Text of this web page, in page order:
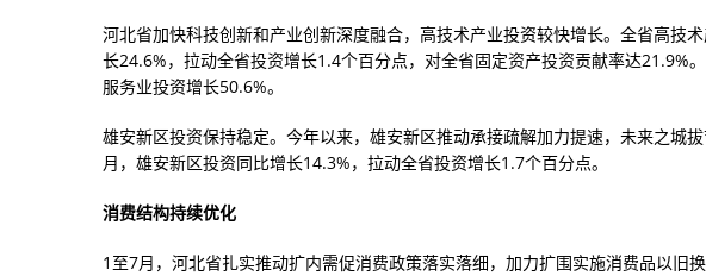
河北省加快科技创新和产业创新深度融合，高技术产业投资较快增长。全省高技
长24.6%，拉动全省投资增长1.4个百分点，对全省固定资产投资贡献率达21.9%
服务业投资增长50.6%。
雄安新区投资保持稳定。今年以来，雄安新区推动承接疏解加力提速，未来之城
月，雄安新区投资同比增长14.3%，拉动全省投资增长1.7个百分点。
消费结构持续优化
1至7月，河北省扎实推动扩内需促消费政策落实落细，加力扩围实施消费品以旧